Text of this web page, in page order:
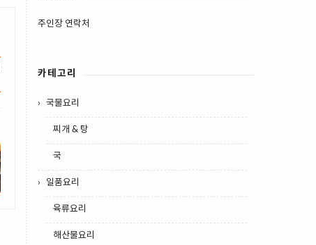
주인장 연락처
카테고리
국물요리
찌개 & 탕
국
일품요리
육류요리
해산물요리